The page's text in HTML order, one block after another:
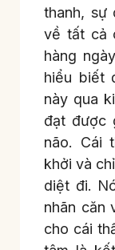
thanh, sự
về tất cả
hàng
hiểu biết
này qua
đạt được
não. Cái
khởi và
diệt đi.
nhãn căn
cho cái